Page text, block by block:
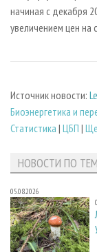
начиная с декабря
увеличением цен на
Источник новости:
Биoэнергетика и
Статистика | ЦБП |
НОВОСТИ ПО
05.08.2026